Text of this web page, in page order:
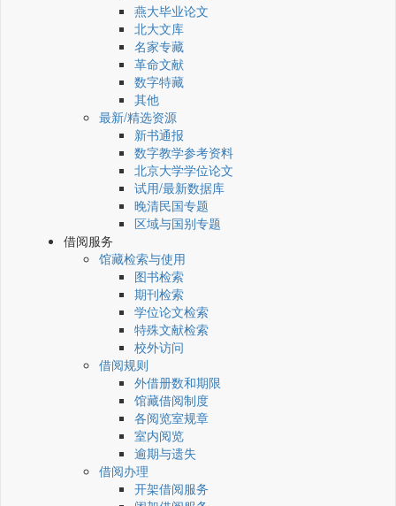
燕大毕业论文
北大文库
名家专藏
革命文献
数字特藏
其他
最新/精选资源
新书通报
数字教学参考资料
北京大学学位论文
试用/最新数据库
晚清民国专题
区域与国别专题
借阅服务
馆藏检索与使用
图书检索
期刊检索
学位论文检索
特殊文献检索
校外访问
借阅规则
外借册数和期限
馆藏借阅制度
各阅览室规章
室内阅览
逾期与遗失
借阅办理
开架借阅服务